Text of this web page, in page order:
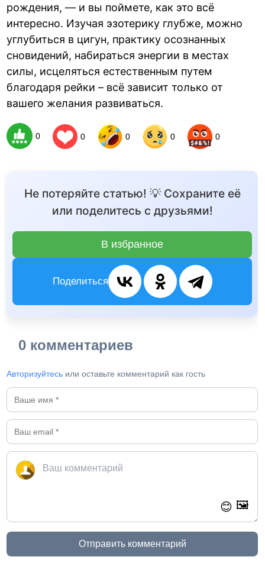
рождения, — и вы поймете, как это всё
интересно. Изучая эзотерику глубже, можно
углубиться в цигун, практику осознанных
сновидений, набираться энергии в местах
силы, исцеляться естественным путем
благодаря рейки – всё зависит только от
вашего желания развиваться.
0 0 0 0 0
Не потеряйте статью! 💡 Сохраните её
или поделитесь с друзьями!
В избранное
Поделиться
0 комментариев
Авторизуйтесь или оставьте комментарий как гость
😊 🖼️
Отправить комментарий